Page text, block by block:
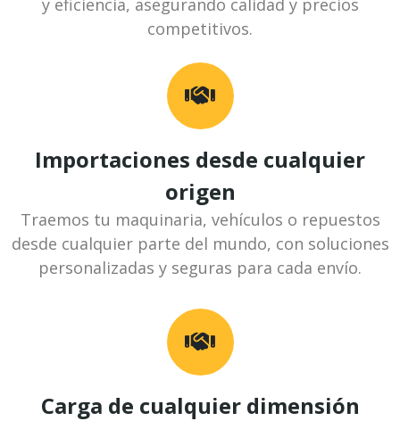
y eficiencia, asegurando calidad y precios
competitivos.
Importaciones desde cualquier
origen
Traemos tu maquinaria, vehículos o repuestos
desde cualquier parte del mundo, con soluciones
personalizadas y seguras para cada envío.
Carga de cualquier dimensión